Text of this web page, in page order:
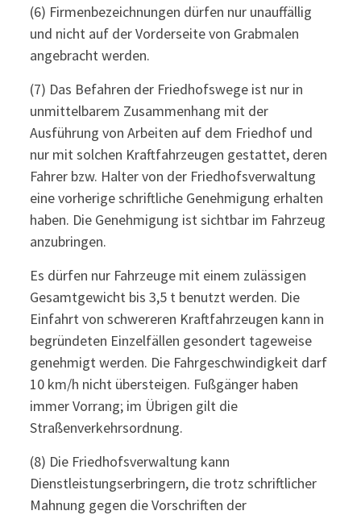
(6) Firmenbezeichnungen dürfen nur unauffällig
und nicht auf der Vorderseite von Grabmalen
angebracht werden.
(7) Das Befahren der Friedhofswege ist nur in
unmittelbarem Zusammenhang mit der
Ausführung von Arbeiten auf dem Friedhof und
nur mit solchen Kraftfahrzeugen gestattet, deren
Fahrer bzw. Halter von der Friedhofsverwaltung
eine vorherige schriftliche Genehmigung erhalten
haben. Die Genehmigung ist sichtbar im Fahrzeug
anzubringen.
Es dürfen nur Fahrzeuge mit einem zulässigen
Gesamtgewicht bis 3,5 t benutzt werden. Die
Einfahrt von schwereren Kraftfahrzeugen kann in
begründeten Einzelfällen gesondert tageweise
genehmigt werden. Die Fahrgeschwindigkeit darf
10 km/h nicht übersteigen. Fußgänger haben
immer Vorrang; im Übrigen gilt die
Straßenverkehrsordnung.
(8) Die Friedhofsverwaltung kann
Dienstleistungserbringern, die trotz schriftlicher
Mahnung gegen die Vorschriften der